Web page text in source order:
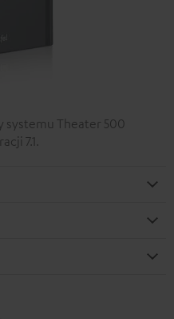
systemu Theater 500
7.1.